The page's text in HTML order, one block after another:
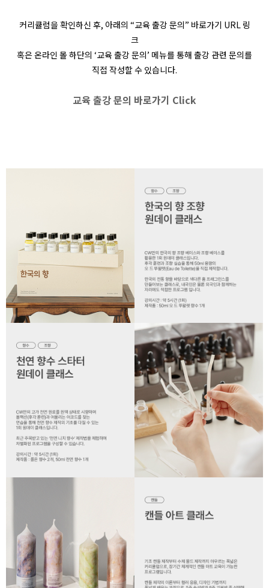
커리큘럼을 확인하신 후, 아래의 “교육 출강 문의” 바로가기 URL 링
크
혹은 온라인 몰 하단의 ‘교육 출강 문의’ 메뉴를 통해 출강 관련 문의를
직접 작성할 수 있습니다.
교육 출강 문의 바로가기 Click